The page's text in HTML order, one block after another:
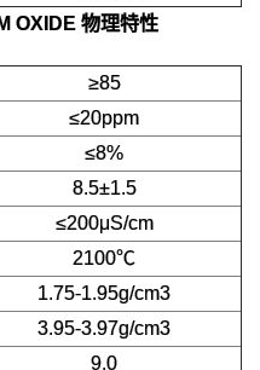
OXIDE 物理特性
≥85
≤20ppm
≤8%
8.5±1.5
≤200μS/cm
2100℃
1.75-1.95g/cm3
3.95-3.97g/cm3
9.0